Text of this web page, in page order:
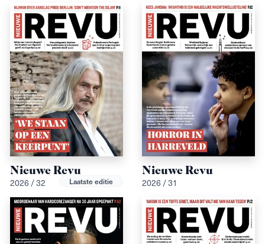
Nieuwe Revu
2026 / 32 Laatste editie
Nieuwe Revu
2026 / 31